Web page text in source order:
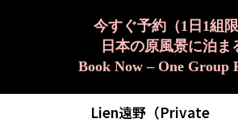
今すぐ予約（1日1組限
日本の原風景に泊ま
Book Now – One Group
Lien遠野（Private